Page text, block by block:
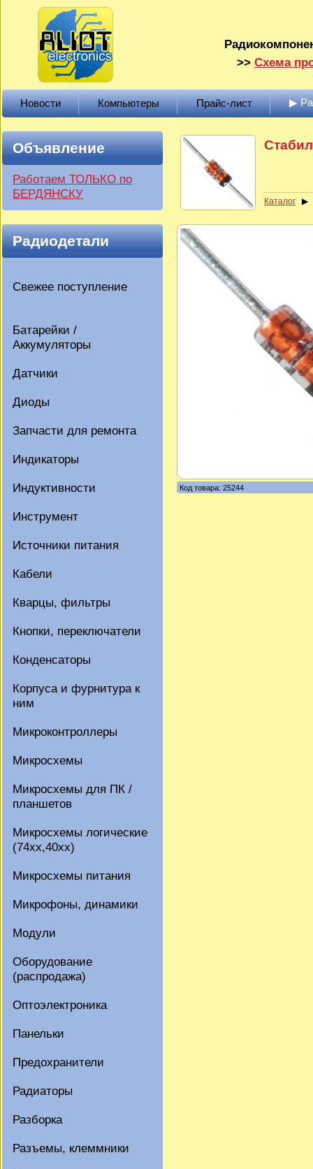
>> Схема
Новости Компьютеры Прайс-лист ▶
Объявление
Работаем ТОЛЬКО по
БЕРДЯНСКУ
Радиодетали
Свежее поступление
Батарейки /
Аккумуляторы
Датчики
Диоды
Запчасти для ремонта
Индикаторы
Индуктивности
Инструмент
Источники питания
Кабели
Кварцы, фильтры
Кнопки, переключатели
Конденсаторы
Корпуса и фурнитура к
ним
Микроконтроллеры
Микросхемы
Микросхемы для ПК /
планшетов
Микросхемы логические
(74xx,40xx)
Микросхемы питания
Микрофоны, динамики
Модули
Оборудование
(распродажа)
Оптоэлектроника
Панельки
Предохранители
Радиаторы
Разборка
Разъемы, клеммники
Каталог
Код товара: 25244